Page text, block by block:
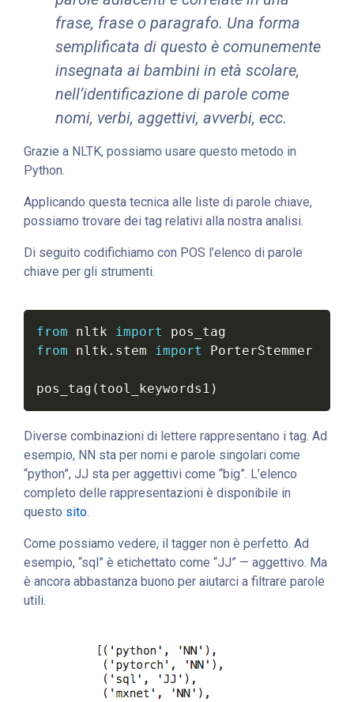
frase, frase o paragrafo. Una forma
semplificata di questo è comunemente
insegnata ai bambini in età scolare,
nell’identificazione di parole come
nomi, verbi, aggettivi, avverbi, ecc.
Grazie a NLTK, possiamo usare questo metodo in
Python.
Applicando questa tecnica alle liste di parole chiave,
possiamo trovare dei tag relativi alla nostra analisi.
Di seguito codifichiamo con POS l’elenco di parole
chiave per gli strumenti.
from nltk import
from nltk . stem import PorterStemmer
pos_tag ( tool_keywords1 )
Diverse combinazioni di lettere rappresentano i tag. Ad
esempio, NN sta per nomi e parole singolari come
“python”, JJ sta per aggettivi come “big”. L’elenco
completo delle rappresentazioni è disponibile in
questo sito.
Come possiamo vedere, il tagger non è perfetto. Ad
esempio, “sql” è etichettato come “JJ” — aggettivo. Ma
è ancora abbastanza buono per aiutarci a filtrare parole
utili.